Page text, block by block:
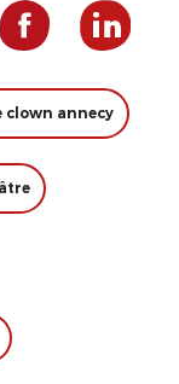
clown annecy